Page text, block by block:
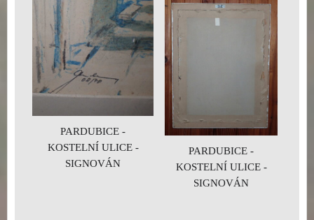
PARDUBICE -
KOSTELNÍ ULICE -
SIGNOVÁN
PARDUBICE -
KOSTELNÍ ULICE -
SIGNOVÁN